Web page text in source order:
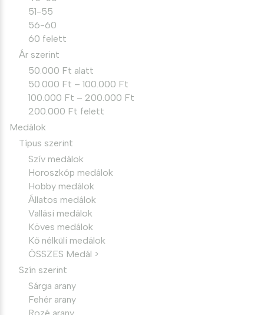
51-55
56-60
60 felett
Ár szerint
50.000 Ft alatt
50.000 Ft – 100.000 Ft
100.000 Ft – 200.000 Ft
200.000 Ft felett
Medálok
Típus szerint
Szív medálok
Horoszkóp medálok
Hobby medálok
Állatos medálok
Vallási medálok
Köves medálok
Kő nélküli medálok
ÖSSZES Medál >
Szín szerint
Sárga arany
Fehér arany
Rozé arany